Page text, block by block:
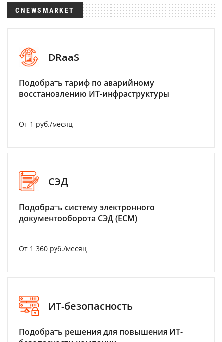
CNEWSMARKET
DRaaS
Подобрать тариф по аварийному
восстановлению ИТ-инфраструктуры
От 1 руб./месяц
СЭД
Подобрать систему электронного
документооборота СЭД (ECM)
От 1 360 руб./месяц
ИТ-безопасность
Подобрать решения для повышения ИТ-